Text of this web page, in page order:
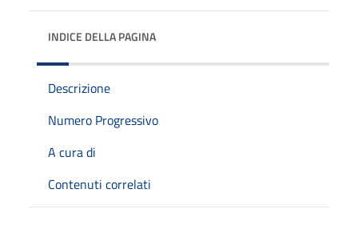
INDICE DELLA PAGINA
Descrizione
Numero Progressivo
A cura di
Contenuti correlati